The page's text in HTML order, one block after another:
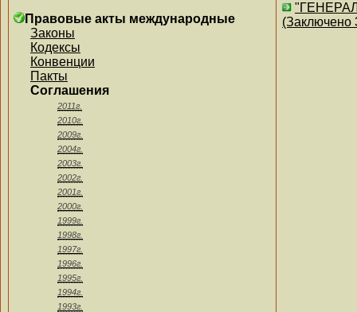
Правовые акты международные
Законы
Кодексы
Конвенции
Пакты
Соглашения
2011г.
2010г.
2009г.
2004г.
2003г.
2002г.
2001г.
2000г.
1999г.
1998г.
1997г.
1996г.
1995г.
1994г.
1993г.
(Заключено